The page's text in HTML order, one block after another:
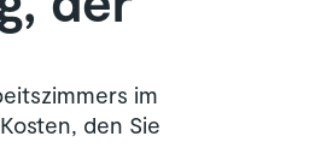
im
den Sie